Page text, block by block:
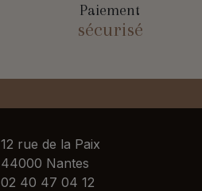
Paiement
sécurisé
12 rue de la Paix
44000 Nantes
02 40 47 04 12